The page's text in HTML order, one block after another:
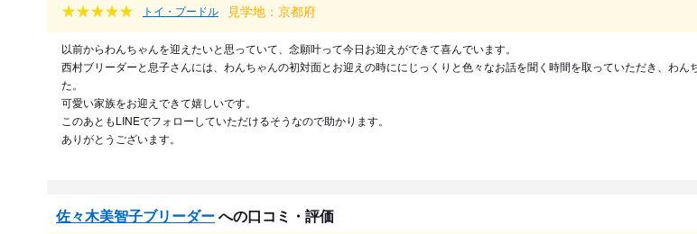
トイ・プードル 見学地：京都府
以前からわんちゃんを迎えたいと思っていて、念願叶って今日お迎えができて喜んでいます。
西村ブリーダーと息子さんには、わんちゃんの初対面とお迎えの時ににじっくりと色々なお話を聞く時間を取っていただき、わ
た。
可愛い家族をお迎えできて嬉しいです。
このあともLINEでフォローしていただけるそうなので助かります。
ありがとうございます。
佐々木美智子ブリーダーへの口コミ・評価